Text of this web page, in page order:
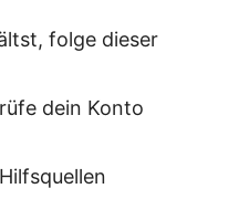
folge dieser
dein Konto